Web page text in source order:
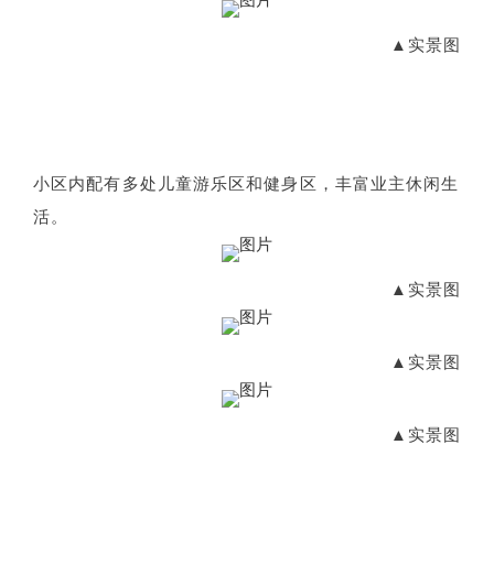
▲实景图
小区内配有多处儿童游乐区和健身区，丰富业主休闲生
活。
▲实景图
▲实景图
▲实景图